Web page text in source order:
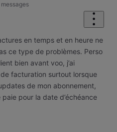
messages
en temps et en heure ne
ce type de problèmes. Perso
bien avant voo, j’ai
facturation surtout lorsque
de mon abonnement,
pour la date d’échéance